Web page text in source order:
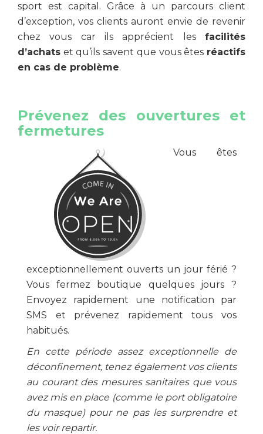
sport est capital. Grâce à un parcours client
d’exception, vos clients auront envie de revenir
chez vous car ils apprécient les facilités
d’achats et qu’ils savent que vous êtes réactifs
en cas de problème.
Prévenez des ouvertures et
fermetures
Vous êtes
exceptionnellement ouverts un jour férié ?
Vous fermez boutique quelques jours ?
Envoyez rapidement une notification par
SMS et prévenez rapidement tous vos
habitués.
En cette période assez exceptionnelle de
déconfinement, tenez également vos clients
au courant des mesures sanitaires que vous
avez mis en place (comme le port obligatoire
du masque) pour ne pas les surprendre et
les voir repartir.